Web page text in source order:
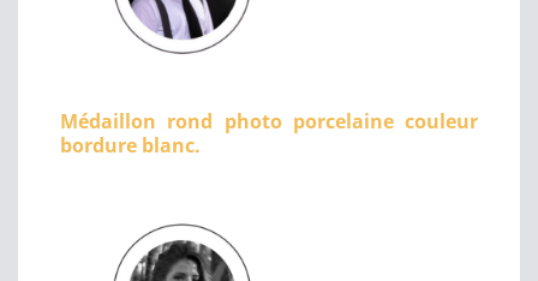
Médaillon rond photo porcelaine couleur
bordure blanc.